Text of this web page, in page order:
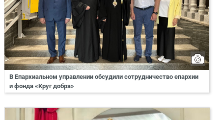
В Епархиальном управлении обсудили сотрудничество епархии
и фонда «Круг добра»